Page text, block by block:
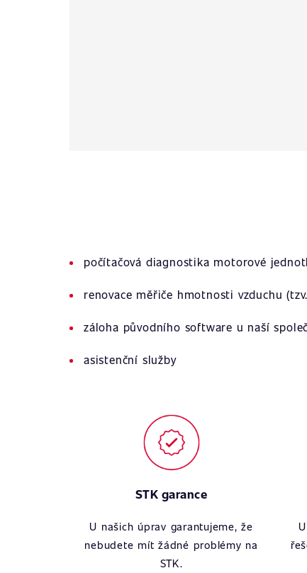
počítačová diagnostika motorové
renovace měřiče hmotnosti vzduchu
záloha původního software u naší
asistenční služby
STK garance
U našich úprav garantujeme, že
nebudete mít žádné problémy na
STK.